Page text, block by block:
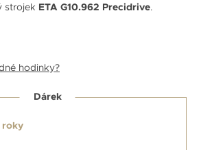
strojek ETA G10.962 Precidrive.
hodinky?
Dárek
roky